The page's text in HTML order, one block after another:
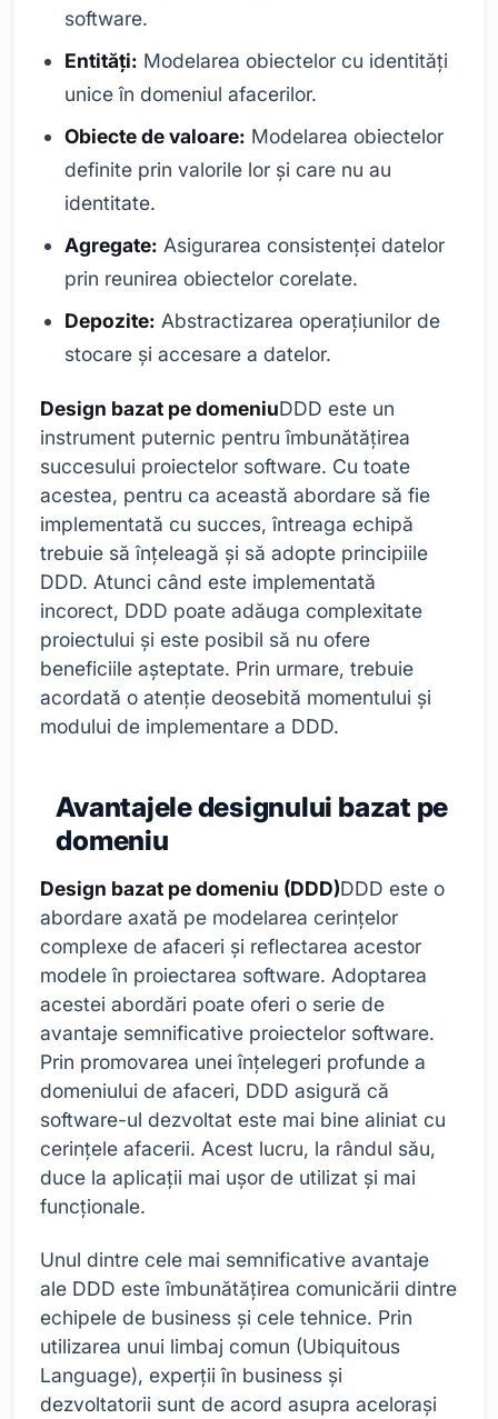
software.
Entități: Modelarea obiectelor cu identități
unice în domeniul afacerilor.
Obiecte de valoare: Modelarea obiectelor
definite prin valorile lor și care nu au
identitate.
Agregate: Asigurarea consistenței datelor
prin reunirea obiectelor corelate.
Depozite: Abstractizarea operațiunilor de
stocare și accesare a datelor.
Design bazat pe domeniuDDD este un
instrument puternic pentru îmbunătățirea
succesului proiectelor software. Cu toate
acestea, pentru ca această abordare să fie
implementată cu succes, întreaga echipă
trebuie să înțeleagă și să adopte principiile
DDD. Atunci când este implementată
incorect, DDD poate adăuga complexitate
proiectului și este posibil să nu ofere
beneficiile așteptate. Prin urmare, trebuie
acordată o atenție deosebită momentului și
modului de implementare a DDD.
Avantajele designului bazat pe
domeniu
Design bazat pe domeniu (DDD)DDD este o
abordare axată pe modelarea cerințelor
complexe de afaceri și reflectarea acestor
modele în proiectarea software. Adoptarea
acestei abordări poate oferi o serie de
avantaje semnificative proiectelor software.
Prin promovarea unei înțelegeri profunde a
domeniului de afaceri, DDD asigură că
software-ul dezvoltat este mai bine aliniat cu
cerințele afacerii. Acest lucru, la rândul său,
duce la aplicații mai ușor de utilizat și mai
funcționale.
Unul dintre cele mai semnificative avantaje
ale DDD este îmbunătățirea comunicării dintre
echipele de business și cele tehnice. Prin
utilizarea unui limbaj comun (Ubiquitous
Language), experții în business și
dezvoltatorii sunt de acord asupra acelorași